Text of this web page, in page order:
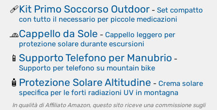
🩹Kit Primo Soccorso Outdoor - Set compatto
con tutto il necessario per piccole medicazioni
🧢Cappello da Sole - Cappello leggero per
protezione solare durante escursioni
📱 Supporto Telefono per Manubrio -
Supporto per telefono su mountain bike
🧴 Protezione Solare Altitudine - Crema solare
specifica per le forti radiazioni UV in montagna
In qualità di Affiliato Amazon, questo sito riceve una commissione sugli